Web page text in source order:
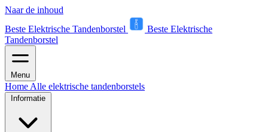
Naar de inhoud
Beste Elektrische Tandenborstel
Beste Elektrische
Tandenborstel
Menu
Home Alle elektrische tandenborstels
Informatie